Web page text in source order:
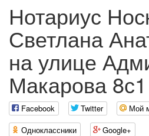
Нотариус
Светлана
на улице
Макарова 8с1
Facebook Twitter Мой
Одноклассники
Google+